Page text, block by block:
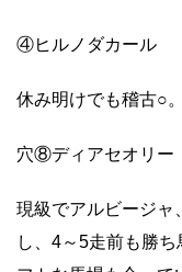
④ヒルノダカール
休み明けでも稽古○
穴⑧ディアセオリー
現級でアルビージャ
し、4～5走前も勝